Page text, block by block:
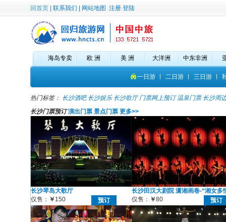
回首页 联系我们 网站地图 注册 登陆
海岛专卖 欧 洲 美 洲 大洋洲 中东非洲
一日游 二日游 三日游
热门标签： 长沙酒吧 长沙娱乐 长沙歌厅 门票网上预订 温泉门票 长沙周
长沙门票预订 演出门票 景点门票 更多>>
长沙琴岛大歌厅
预订
仅售： ￥ 150
长沙田汉大剧院 潇湘画卷-“湘女多
预订
仅售： ￥80